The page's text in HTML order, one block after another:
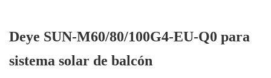
Deye SUN-M60/80/100G4-EU-Q0 para
sistema solar de balcón